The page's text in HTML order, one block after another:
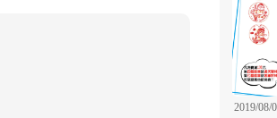
2019/08/